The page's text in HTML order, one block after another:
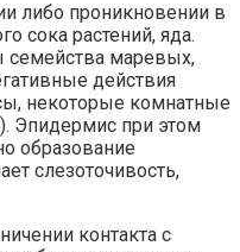
либо проникновении в
сока растений, яда.
семейства маревых,
действия
некоторые комнатные
Эпидермис при этом
образование
слезоточивость,
контакта с